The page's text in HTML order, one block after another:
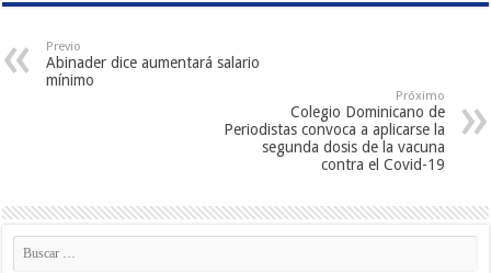
Previo
Abinader dice aumentará salario
mínimo
Próximo
Colegio Dominicano de
Periodistas convoca a aplicarse la
segunda dosis de la vacuna
contra el Covid-19